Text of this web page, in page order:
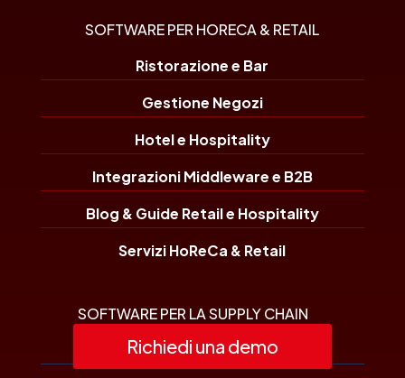
SOFTWARE PER HORECA & RETAIL
Ristorazione e Bar
Gestione Negozi
Hotel e Hospitality
Integrazioni Middleware e B2B
Blog & Guide Retail e Hospitality
Servizi HoReCa & Retail
SOFTWARE PER LA SUPPLY CHAIN
Logistica e Magazzino
Richiedi una demo